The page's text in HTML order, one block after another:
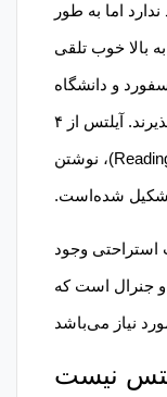
اما به طور
معمول سطح ۵ نمرهٔ متوسط و ۶ به بالا خوب تلقی
و دانشگاه
هاروارد آیلتس با حداقل سطح ۷ را می‌پذیرند. آیلتس از ۴
بخش شنیداری (Listening)، خواندن (Reading)، نوشتن
وجود
و جنرال است که
نیاز می‌باشد
نیست